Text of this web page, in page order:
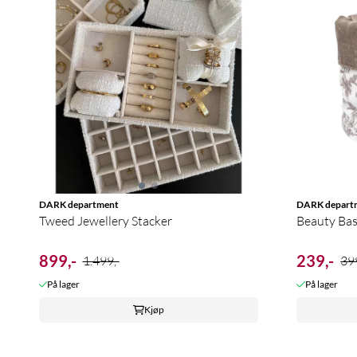
DARK department
Tweed Jewellery Stacker
899,- 1.499,-
På lager
Kjøp
DARK
Beauty
239,-
På lager